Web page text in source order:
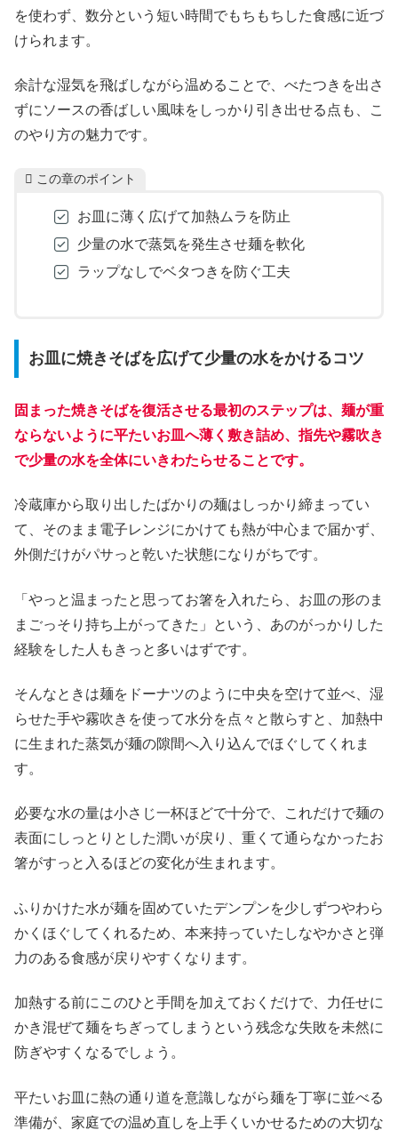
を使わず、数分という短い時間でもちもちした食感に近づ
けられます。
余計な湿気を飛ばしながら温めることで、べたつきを出さ
ずにソースの香ばしい風味をしっかり引き出せる点も、こ
のやり方の魅力です。
この章のポイント
お皿に薄く広げて加熱ムラを防止
少量の水で蒸気を発生させ麺を軟化
ラップなしでベタつきを防ぐ工夫
お皿に焼きそばを広げて少量の水をかけるコツ
固まった焼きそばを復活させる最初のステップは、麺が重
ならないように平たいお皿へ薄く敷き詰め、指先や霧吹き
で少量の水を全体にいきわたらせることです。
冷蔵庫から取り出したばかりの麺はしっかり締まってい
て、そのまま電子レンジにかけても熱が中心まで届かず、
外側だけがパサっと乾いた状態になりがちです。
「やっと温まったと思ってお箸を入れたら、お皿の形のま
まごっそり持ち上がってきた」という、あのがっかりした
経験をした人もきっと多いはずです。
そんなときは麺をドーナツのように中央を空けて並べ、湿
らせた手や霧吹きを使って水分を点々と散らすと、加熱中
に生まれた蒸気が麺の隙間へ入り込んでほぐしてくれま
す。
必要な水の量は小さじ一杯ほどで十分で、これだけで麺の
表面にしっとりとした潤いが戻り、重くて通らなかったお
箸がすっと入るほどの変化が生まれます。
ふりかけた水が麺を固めていたデンプンを少しずつやわら
かくほぐしてくれるため、本来持っていたしなやかさと弾
力のある食感が戻りやすくなります。
加熱する前にこのひと手間を加えておくだけで、力任せに
かき混ぜて麺をちぎってしまうという残念な失敗を未然に
防ぎやすくなるでしょう。
平たいお皿に熱の通り道を意識しながら麺を丁寧に並べる
準備が、家庭での温め直しを上手くいかせるための大切な